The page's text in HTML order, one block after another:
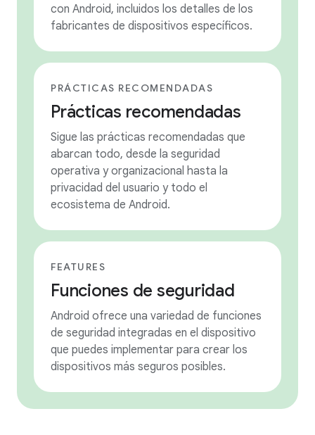
con Android, incluidos los detalles de los
fabricantes de dispositivos específicos.
PRÁCTICAS RECOMENDADAS
Prácticas recomendadas
Sigue las prácticas recomendadas que
abarcan todo, desde la seguridad
operativa y organizacional hasta la
privacidad del usuario y todo el
ecosistema de Android.
FEATURES
Funciones de seguridad
Android ofrece una variedad de funciones
de seguridad integradas en el dispositivo
que puedes implementar para crear los
dispositivos más seguros posibles.